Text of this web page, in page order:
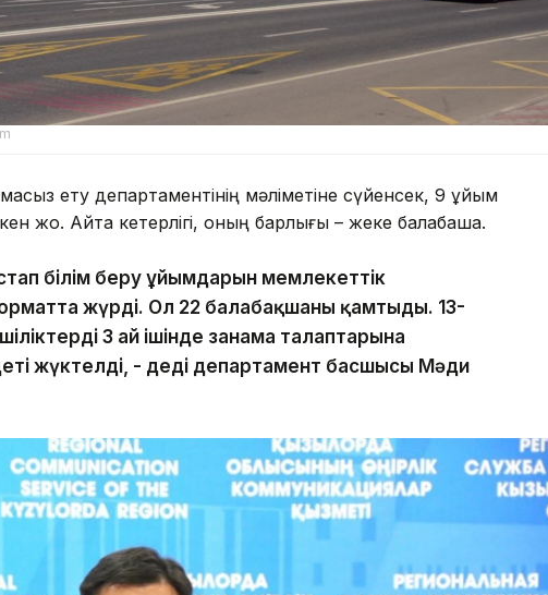
ету департаментінің мәліметіне сүйенсек, 9 ұйым
жоқ. Айта кетерлігі, оның барлығы – жеке балабақша.
білім беру ұйымдарын мемлекеттік
жүрді. Ол 22 балабақшаны қамтыды. 13-
3 ай ішінде заңнама талаптарына
жүктелді, - деді департамент басшысы Мәди